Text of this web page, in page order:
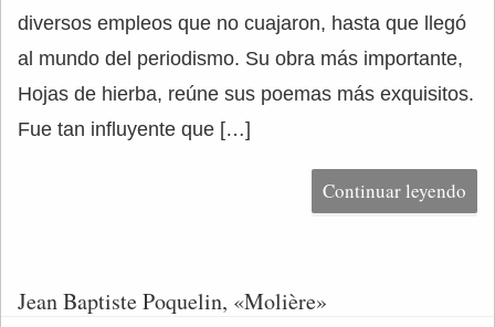
diversos empleos que no cuajaron, hasta que llegó
al mundo del periodismo. Su obra más importante,
Hojas de hierba, reúne sus poemas más exquisitos.
Fue tan influyente que […]
Continuar leyendo
Jean Baptiste Poquelin, «Molière»